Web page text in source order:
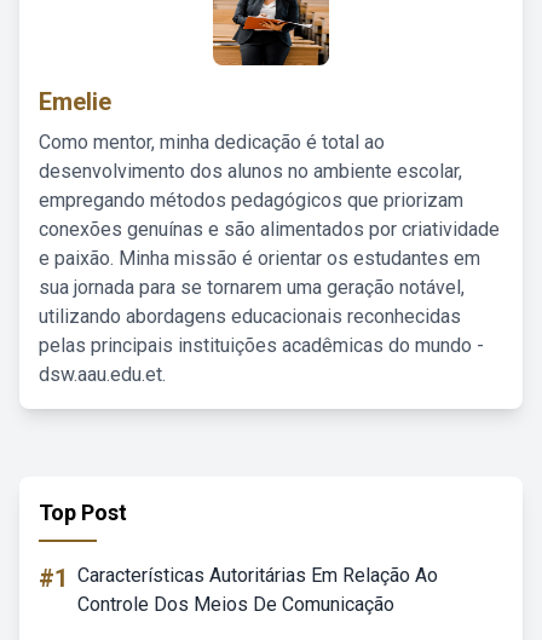
Emelie
Como mentor, minha dedicação é total ao
desenvolvimento dos alunos no ambiente escolar,
empregando métodos pedagógicos que priorizam
conexões genuínas e são alimentados por criatividade
e paixão. Minha missão é orientar os estudantes em
sua jornada para se tornarem uma geração notável,
utilizando abordagens educacionais reconhecidas
pelas principais instituições acadêmicas do mundo -
dsw.aau.edu.et.
Top Post
#1 Características Autoritárias Em Relação Ao
Controle Dos Meios De Comunicação